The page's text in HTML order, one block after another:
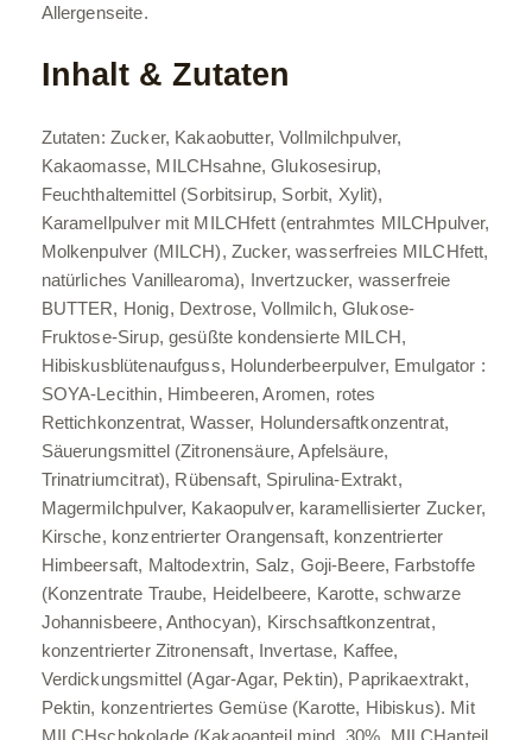
Allergenseite.
Inhalt & Zutaten
Zutaten: Zucker, Kakaobutter, Vollmilchpulver,
Kakaomasse, MILCHsahne, Glukosesirup,
Feuchthaltemittel (Sorbitsirup, Sorbit, Xylit),
Karamellpulver mit MILCHfett (entrahmtes MILCHpulver,
Molkenpulver (MILCH), Zucker, wasserfreies MILCHfett,
natürliches Vanillearoma), Invertzucker, wasserfreie
BUTTER, Honig, Dextrose, Vollmilch, Glukose-
Fruktose-Sirup, gesüßte kondensierte MILCH,
Hibiskusblütenaufguss, Holunderbeerpulver, Emulgator :
SOYA-Lecithin, Himbeeren, Aromen, rotes
Rettichkonzentrat, Wasser, Holundersaftkonzentrat,
Säuerungsmittel (Zitronensäure, Apfelsäure,
Trinatriumcitrat), Rübensaft, Spirulina-Extrakt,
Magermilchpulver, Kakaopulver, karamellisierter Zucker,
Kirsche, konzentrierter Orangensaft, konzentrierter
Himbeersaft, Maltodextrin, Salz, Goji-Beere, Farbstoffe
(Konzentrate Traube, Heidelbeere, Karotte, schwarze
Johannisbeere, Anthocyan), Kirschsaftkonzentrat,
konzentrierter Zitronensaft, Invertase, Kaffee,
Verdickungsmittel (Agar-Agar, Pektin), Paprikaextrakt,
Pektin, konzentriertes Gemüse (Karotte, Hibiskus). Mit
MILCHschokolade (Kakaoanteil mind. 30%, MILCHanteil